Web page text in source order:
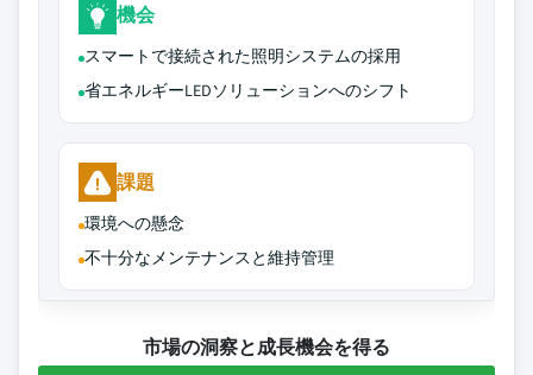
機会
スマートで接続された照明システムの採用
省エネルギーLEDソリューションへのシフト
課題
環境への懸念
不十分なメンテナンスと維持管理
市場の洞察と成長機会を得る